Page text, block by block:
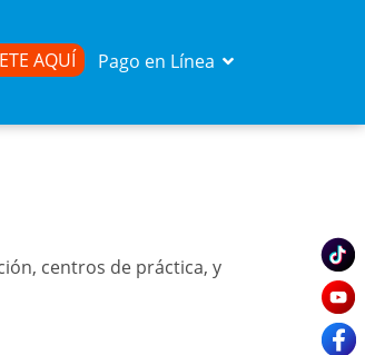
AQUÍ Pago en Línea
centros de práctica, y